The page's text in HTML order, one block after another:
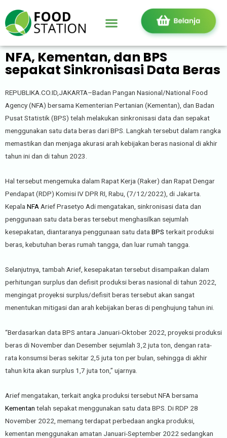
NFA, Kementan, dan BPS
sepakat Sinkronisasi Data Beras
REPUBLIKA.CO.ID,JAKARTA–Badan Pangan Nasional/National Food
Agency (NFA) bersama Kementerian Pertanian (Kementan), dan Badan
Pusat Statistik (BPS) telah melakukan sinkronisasi data dan sepakat
menggunakan satu data beras dari BPS. Langkah tersebut dalam rangka
memastikan dan menjaga akurasi arah kebijakan beras nasional di akhir
tahun ini dan di tahun 2023.
Hal tersebut mengemuka dalam Rapat Kerja (Raker) dan Rapat Dengar
Pendapat (RDP) Komisi IV DPR RI, Rabu, (7/12/2022), di Jakarta.
Kepala NFA Arief Prasetyo Adi mengatakan, sinkronisasi data dan
penggunaan satu data beras tersebut menghasilkan sejumlah
kesepakatan, diantaranya penggunaan satu data BPS terkait produksi
beras, kebutuhan beras rumah tangga, dan luar rumah tangga.
Selanjutnya, tambah Arief, kesepakatan tersebut disampaikan dalam
perhitungan surplus dan defisit produksi beras nasional di tahun 2022,
mengingat proyeksi surplus/defisit beras tersebut akan sangat
menentukan mitigasi dan arah kebijakan beras di penghujung tahun ini.
“Berdasarkan data BPS antara Januari-Oktober 2022, proyeksi produksi
beras di November dan Desember sejumlah 3,2 juta ton, dengan rata-
rata konsumsi beras sekitar 2,5 juta ton per bulan, sehingga di akhir
tahun kita akan surplus 1,7 juta ton,” ujarnya.
Arief mengatakan, terkait angka produksi tersebut NFA bersama
Kementan telah sepakat menggunakan satu data BPS. Di RDP 28
November 2022, memang terdapat perbedaan angka produksi,
kementan menggunakan amatan Januari-September 2022 sedangkan